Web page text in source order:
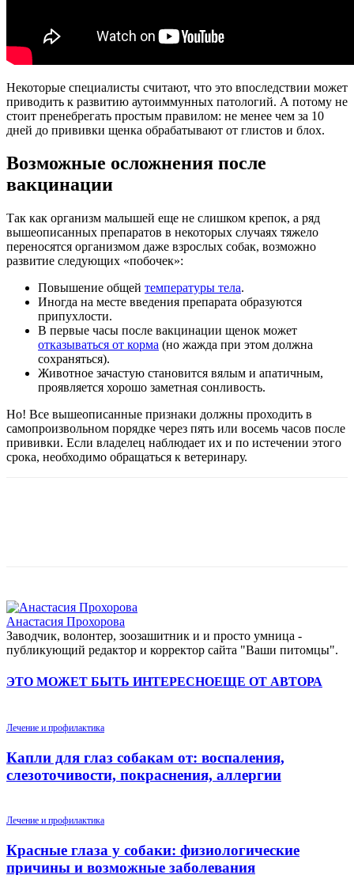
Некоторые специалисты считают, что это впоследствии может
приводить к развитию аутоиммунных патологий. А потому не
стоит пренебрегать простым правилом: не менее чем за 10
дней до прививки щенка обрабатывают от глистов и блох.
Возможные осложнения после
вакцинации
Так как организм малышей еще не слишком крепок, а ряд
вышеописанных препаратов в некоторых случаях тяжело
переносятся организмом даже взрослых собак, возможно
развитие следующих «побочек»:
Повышение общей температуры тела.
Иногда на месте введения препарата образуются
припухлости.
В первые часы после вакцинации щенок может
отказываться от корма (но жажда при этом должна
сохраняться).
Животное зачастую становится вялым и апатичным,
проявляется хорошо заметная сонливость.
Но! Все вышеописанные признаки должны проходить в
самопроизвольном порядке через пять или восемь часов после
прививки. Если владелец наблюдает их и по истечении этого
срока, необходимо обращаться к ветеринару.
Анастасия Прохорова
Заводчик, волонтер, зоозашитник и и просто умница -
публикующий редактор и корректор сайта "Ваши питомцы".
ЭТО МОЖЕТ БЫТЬ ИНТЕРЕСНОЕЩЕ ОТ АВТОРА
Лечение и профилактика
Капли для глаз собакам от: воспаления,
слезоточивости, покраснения, аллергии
Лечение и профилактика
Красные глаза у собаки: физиологические
причины и возможные заболевания